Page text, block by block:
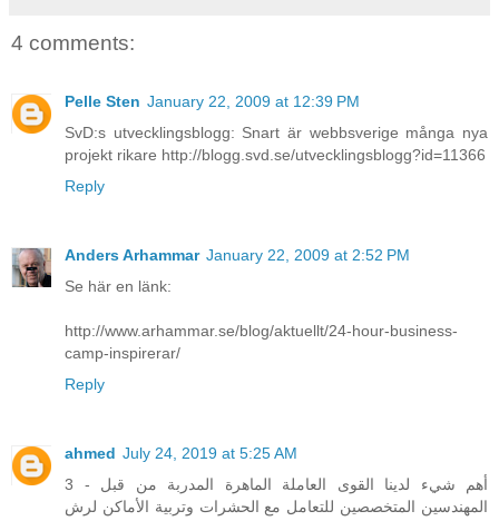
4 comments:
Pelle Sten January 22, 2009 at 12:39 PM
SvD:s utvecklingsblogg: Snart är webbsverige många nya
projekt rikare http://blogg.svd.se/utvecklingsblogg?id=11366
Reply
Anders Arhammar January 22, 2009 at 2:52 PM
Se här en länk:
http://www.arhammar.se/blog/aktuellt/24-hour-business-
camp-inspirerar/
Reply
ahmed July 24, 2019 at 5:25 AM
3 - أهم شيء لدينا القوى العاملة الماهرة المدربة من قبل
المهندسين المتخصصين للتعامل مع الحشرات وتربية الأماكن لرش